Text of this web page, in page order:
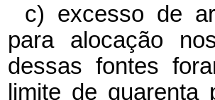
c) excesso de
para alocação
dessas fontes
limite de